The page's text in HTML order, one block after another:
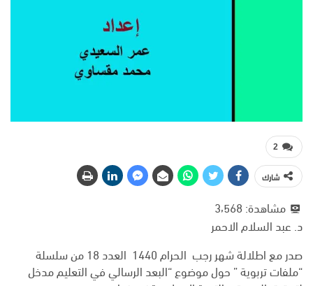
2
شارك
مشاهدة:3٬568
د. عبد السلام الاحمر
صدر مع اطلالة شهر رجب الحرام 1440 العدد 18 من سلسلة
“ملفات تربوية ” حول موضوع “البعد الرسالي في التعليم مدخل